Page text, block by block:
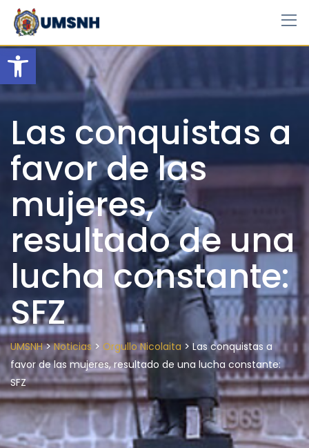
Open toolbar
Skip
content
Las conquistas a
favor de las
mujeres,
resultado de una
lucha constante:
SFZ
UMSNH>Noticias > Orgullo Nicolaita >Las conquistas a
favor de las mujeres, resultado de una lucha constante:
SFZ